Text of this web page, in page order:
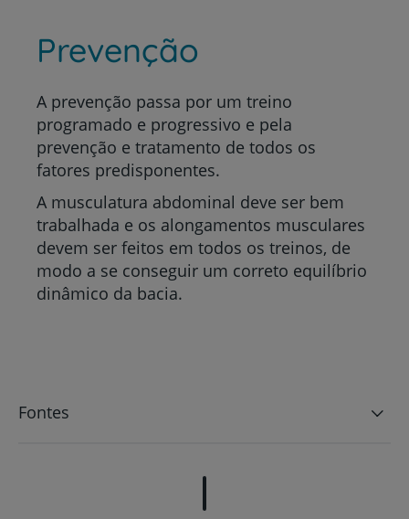
Prevenção
A prevenção passa por um treino
programado e progressivo e pela
prevenção e tratamento de todos os
fatores predisponentes.
A musculatura abdominal deve ser bem
trabalhada e os alongamentos musculares
devem ser feitos em todos os treinos, de
modo a se conseguir um correto equilíbrio
dinâmico da bacia.
Fontes